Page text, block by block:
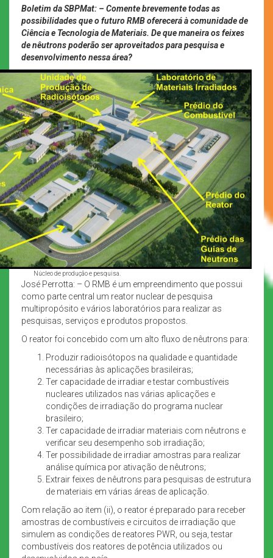
Boletim da SBPMat: – Comente brevemente todas as
possibilidades que o futuro RMB oferecerá à comunidade de
Ciência e Tecnologia de Materiais. De que maneira os feixes
de nêutrons poderão ser aproveitados para pesquisa e
desenvolvimento nessa área?
Núcleo de produção e pesquisa.
José Perrotta: – O RMB é um empreendimento que possui
como parte central um reator nuclear de pesquisa
multipropósito e vários laboratórios para realizar as
pesquisas, serviços e produtos propostos.
O reator foi concebido com um alto fluxo de nêutrons para:
Produzir radioisótopos na qualidade e quantidade
necessárias às aplicações brasileiras;
Ter capacidade de irradiar e testar combustíveis
nucleares utilizados nas várias aplicações e
condições de irradiação do programa nuclear
brasileiro;
Ter capacidade de irradiar materiais com nêutrons e
verificar seu desempenho sob irradiação;
Ter possibilidade de irradiar amostras para realizar
análise química por ativação de nêutrons;
Extrair feixes de nêutrons para pesquisas de estrutura
de materiais em várias áreas de aplicação.
Com relação ao item (ii), o reator é preparado para receber
amostras de combustíveis e circuitos de irradiação que
simulem as condições de reatores PWR, ou seja, testar
combustíveis dos reatores de potência utilizados ou